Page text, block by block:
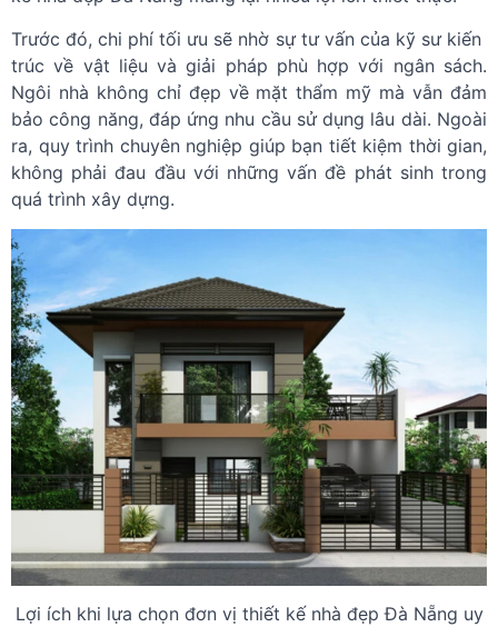
Trước đó, chi phí tối ưu sẽ nhờ sự tư vấn của kỹ sư kiến ​​
trúc về vật liệu và giải pháp phù hợp với ngân sách.
Ngôi nhà không chỉ đẹp về mặt thẩm mỹ mà vẫn đảm
bảo công năng, đáp ứng nhu cầu sử dụng lâu dài. Ngoài
ra, quy trình chuyên nghiệp giúp bạn tiết kiệm thời gian,
không phải đau đầu với những vấn đề phát sinh trong
quá trình xây dựng.
Lợi ích khi lựa chọn đơn vị thiết kế nhà đẹp Đà Nẵng uy